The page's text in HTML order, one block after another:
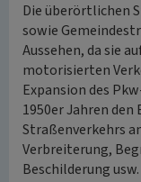
Die überörtlichen
sowie
Aussehen, da sie
motorisierten
Expansion des
1950er Jahren den
Straßenverkehrs
Verbreiterung,
Beschilderung